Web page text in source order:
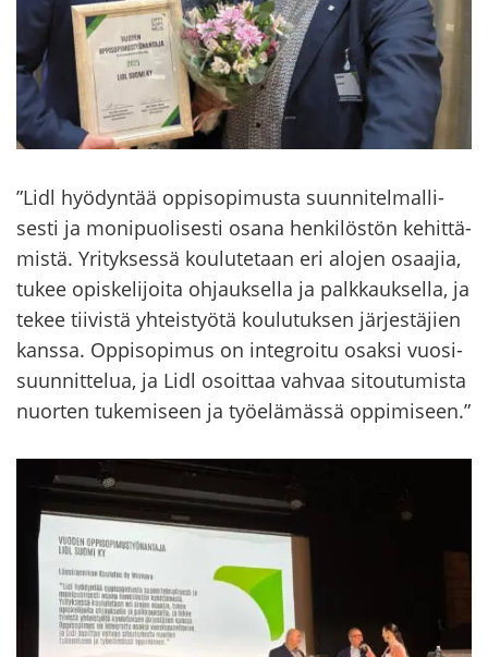
”Lidl hyö­dyn­tää op­pi­so­pi­mus­ta suun­ni­tel­mal­li­
ses­ti ja mo­ni­puo­li­ses­ti osana hen­ki­lös­tön ke­hit­tä­
mis­tä. Yri­tyk­ses­sä kou­lu­te­taan eri alo­jen osaa­jia,
tukee opis­ke­li­joi­ta oh­jauk­sel­la ja palk­kauk­sel­la, ja
tekee tii­vis­tä yh­teis­työ­tä kou­lu­tuk­sen jär­jes­tä­jien
kans­sa. Op­pi­so­pi­mus on in­tegroi­tu osak­si vuo­si­
suun­nit­te­lua, ja Lidl osoit­taa vah­vaa si­tou­tu­mis­ta
nuor­ten tu­ke­mi­seen ja työ­elä­mäs­sä op­pi­mi­seen.”